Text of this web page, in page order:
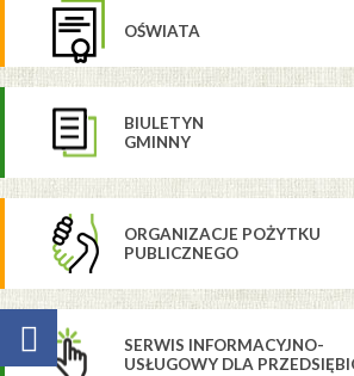
OŚWIATA
BIULETYN
GMINNY
ORGANIZACJE POŻYTKU
PUBLICZNEGO
SERWIS INFORMACYJNO-
USŁUGOWY DLA